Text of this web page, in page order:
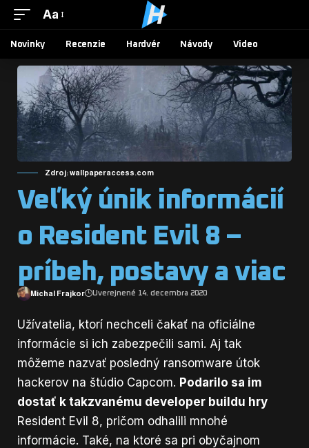
Aa
Novinky Recenzie Hardvér Návody Video
Zdroj: wallpaperaccess.com
Veľký únik informácií
o Resident Evil 8 –
príbeh, postavy a viac
Michal Frajkor Uverejnené 14. decembra 2020
Užívatelia, ktorí nechceli čakať na oficiálne
informácie si ich zabezpečili sami. Aj tak
môžeme nazvať posledný ransomware útok
hackerov na štúdio Capcom. Podarilo sa im
dostať k takzvanému developer buildu hry
Resident Evil 8, pričom odhalili mnohé
informácie. Také, na ktoré sa pri obyčajnom